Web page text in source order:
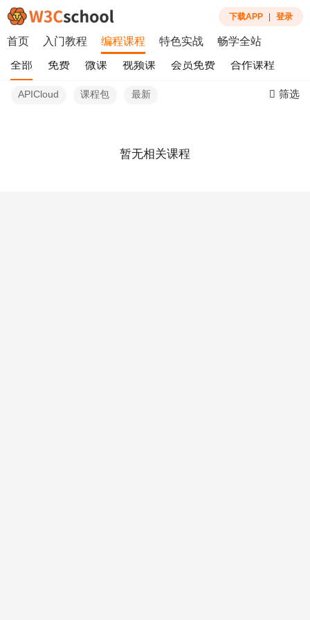
下载APP 登录
首页 入门教程 编程课程 特色实战 畅学全站
全部 免费 微课 视频课 会员免费 合作课程
APICloud 课程包 最新 筛选
暂无相关课程